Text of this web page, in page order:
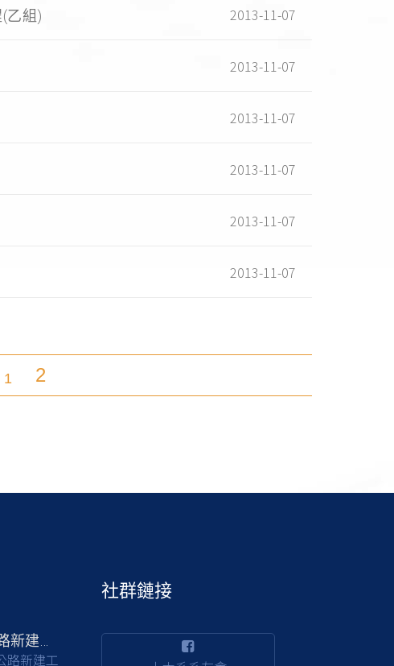
乙組) 2013-11-07
2013-11-07
2013-11-07
2013-11-07
2013-11-07
2013-11-07
1 2
路新建工
社群鏈接